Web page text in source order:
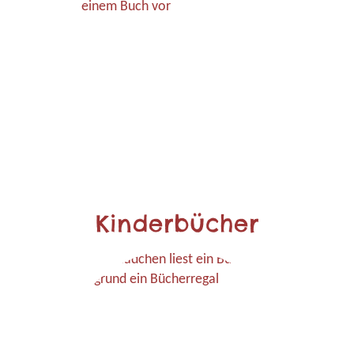
Kinderbücher